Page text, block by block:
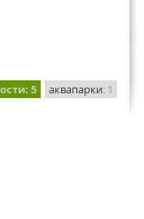
: 5 аквапарки: 1